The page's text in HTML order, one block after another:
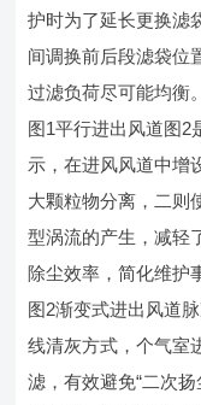
护时为了延长更换滤
间调换前后段滤袋位
过滤负荷尽可能均衡。
图1平行进出风道图2
示，在进风风道中增
大颗粒物分离，二则
型涡流的产生，减轻
除尘效率，简化维护
图2渐变式进出风道
线清灰方式，个气室
滤，有效避免“二次